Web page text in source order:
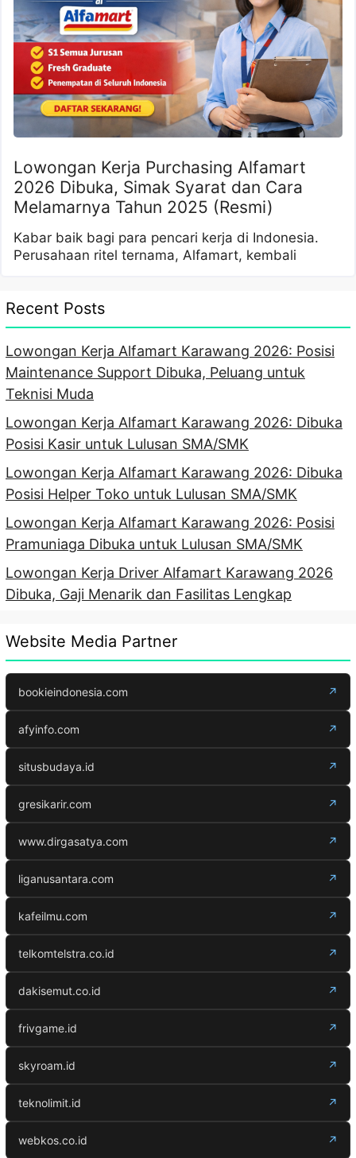
Lowongan Kerja Purchasing Alfamart
2026 Dibuka, Simak Syarat dan Cara
Melamarnya Tahun 2025 (Resmi)
Kabar baik bagi para pencari kerja di Indonesia.
Perusahaan ritel ternama, Alfamart, kembali
Recent Posts
Lowongan Kerja Alfamart Karawang 2026: Posisi
Maintenance Support Dibuka, Peluang untuk
Teknisi Muda
Lowongan Kerja Alfamart Karawang 2026: Dibuka
Posisi Kasir untuk Lulusan SMA/SMK
Lowongan Kerja Alfamart Karawang 2026: Dibuka
Posisi Helper Toko untuk Lulusan SMA/SMK
Lowongan Kerja Alfamart Karawang 2026: Posisi
Pramuniaga Dibuka untuk Lulusan SMA/SMK
Lowongan Kerja Driver Alfamart Karawang 2026
Dibuka, Gaji Menarik dan Fasilitas Lengkap
Website Media Partner
bookieindonesia.com ↗
afyinfo.com ↗
situsbudaya.id ↗
gresikarir.com ↗
www.dirgasatya.com ↗
liganusantara.com ↗
kafeilmu.com ↗
telkomtelstra.co.id ↗
dakisemut.co.id ↗
frivgame.id ↗
skyroam.id ↗
teknolimit.id ↗
webkos.co.id ↗